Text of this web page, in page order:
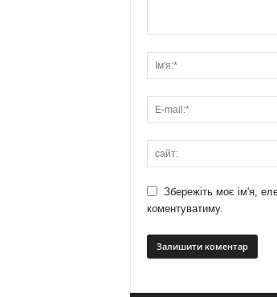
Збережіть моє ім'я,
коментуватиму.